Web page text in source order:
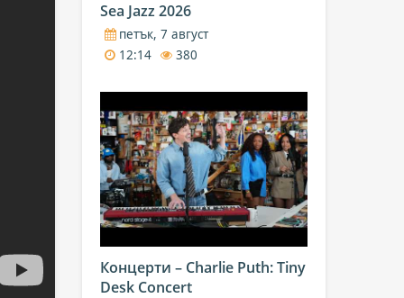
Sea Jazz 2026
петък, 7 август
12:14
380
Концерти – Charlie Puth: Tiny
Desk Concert